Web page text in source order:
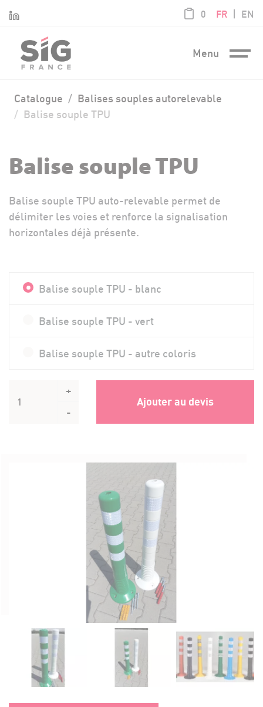
Linkedin 0article / 0,00
FR | EN
Menu
Catalogue
Balises souples autorelevable
Balise souple TPU
Balise souple TPU
Balise souple TPU auto-relevable permet de
délimiter les voies et renforce la signalisation
horizontales déjà présente.
Balise souple TPU - blanc
Balise souple TPU - vert
Balise souple TPU - autre coloris
+
-
Ajouter au devis
Panneau de gestion des cookies